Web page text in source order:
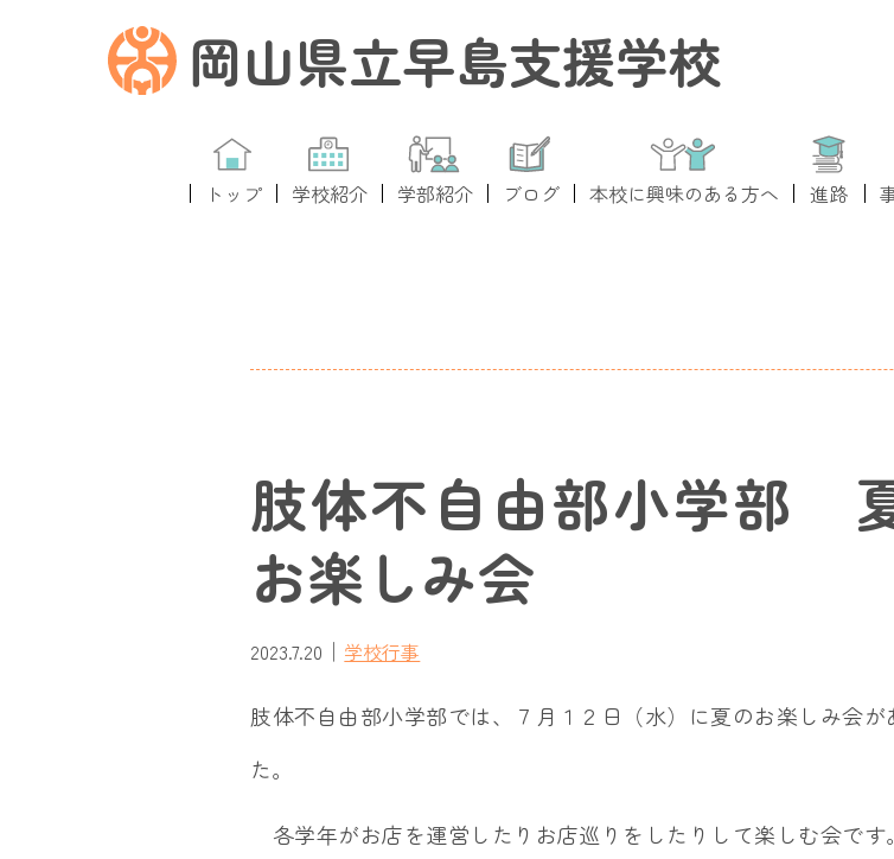
岡山県立早島支援学校
トップ 学校紹介 学部紹介 ブログ 本校に興味のある方へ 進路
肢体不自由部小学部
お楽しみ会
2023.7.20 ｜ 学校行事
肢体不自由部小学部では、７月１２日（水）に夏のお楽しみ会が
た。
各学年がお店を運営したりお店巡りをしたりして楽しむ会です